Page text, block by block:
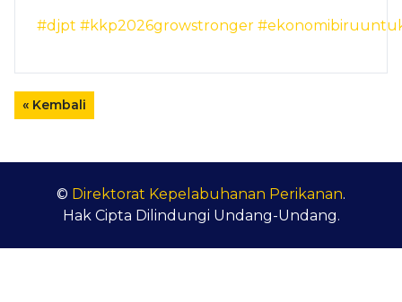
#djpt #kkp2026growstronger
« Kembali
© Direktorat Kepelabuhanan Perikanan.
Hak Cipta Dilindungi Undang-Undang.